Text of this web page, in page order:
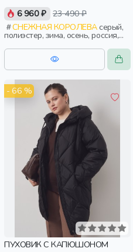
6 960 ₽ 23 490 ₽
СНЕЖНАЯ КОРОЛЕВАсерый,
полиэстер, зима, осень, россия,
укороченные, застежка,
утепленные, приталенные,
кнопки, прорези, карман,
воротник, пояс, женщины,
- 66 %
ПУХОВИК С КАПЮШОНОМ